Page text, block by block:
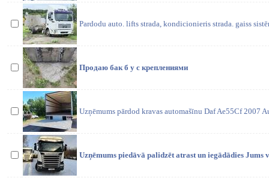
Pardodu auto. lifts strada, kondicionieris strada. gaiss
Продаю бак б у с креплениями
Uzņēmums pārdod kravas automašīnu Daf Ae55Cf 2007
Uzņēmums piedāvā palidzēt atrast un iegādādies Jums